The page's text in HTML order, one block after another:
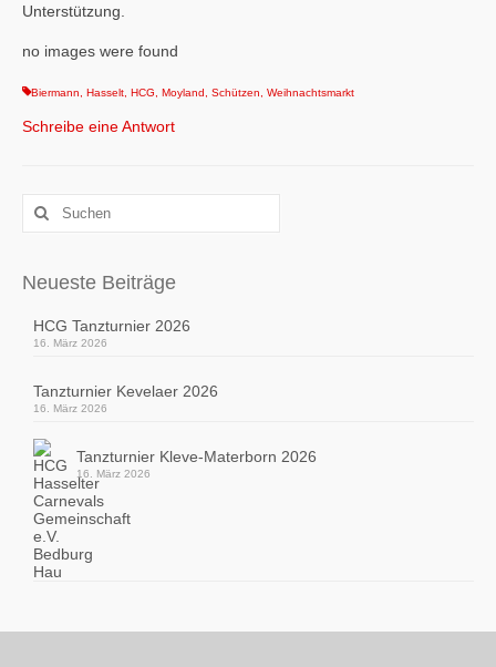
Unterstützung.
no images were found
Biermann, Hasselt, HCG, Moyland, Schützen, Weihnachtsmarkt
Schreibe eine Antwort
Suchen
nach:
Neueste Beiträge
HCG Tanzturnier 2026
16. März 2026
Tanzturnier Kevelaer 2026
16. März 2026
Tanzturnier Kleve-Materborn 2026
16. März 2026